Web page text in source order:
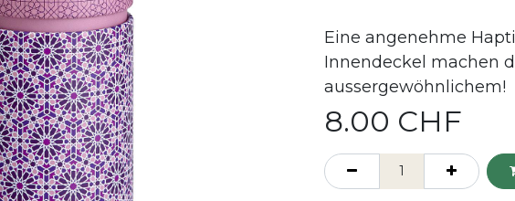
Eine angenehme
Innendeckel machen
aussergewöhnlichem!
8.00 CHF